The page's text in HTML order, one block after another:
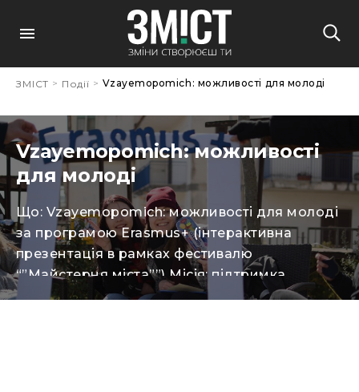
ЗМІСТ > Події > Vzayemopomich: можливості для молоді
Vzayemopomich: можливості
для молоді
Що: Vzayemopomich: можливості для молоді
за програмою Erasmus+ (інтерактивна
презентація в рамках фестивалю
“”Майстерня міста””) Місія: підтримка
молодіжної діяльності та ініціатив,